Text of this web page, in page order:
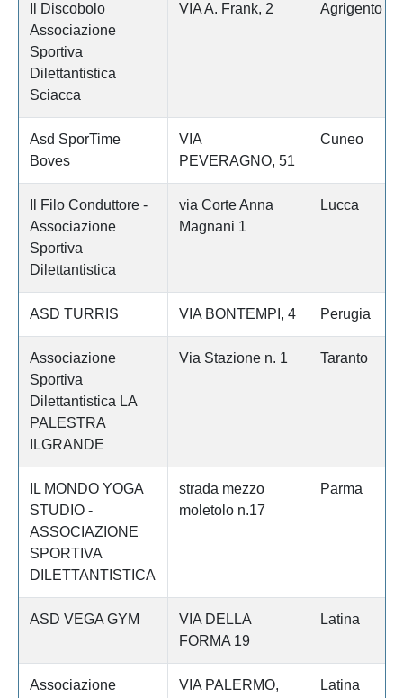
Il Discobolo
Associazione
Sportiva
Dilettantistica
Sciacca
VIA A. Frank, 2 Agrigento
Asd SporTime
Boves
VIA
PEVERAGNO, 51
Cuneo
Il Filo Conduttore -
Associazione
Sportiva
Dilettantistica
via Corte Anna
Magnani 1
Lucca
ASD TURRIS VIA BONTEMPI, 4 Perugia
Associazione
Sportiva
Dilettantistica LA
PALESTRA
ILGRANDE
Via Stazione n. 1 Taranto
IL MONDO YOGA
STUDIO -
ASSOCIAZIONE
SPORTIVA
DILETTANTISTICA
strada mezzo
moletolo n.17
Parma
ASD VEGA GYM
VIA DELLA
FORMA 19
Latina
Associazione
VIA PALERMO,
Latina